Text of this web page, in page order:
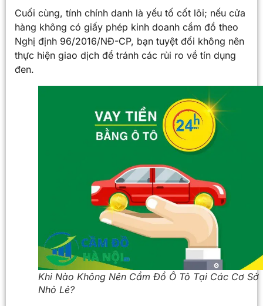
Cuối cùng, tính chính danh là yếu tố cốt lõi; nếu cửa
hàng không có giấy phép kinh doanh cầm đồ theo
Nghị định 96/2016/NĐ-CP, bạn tuyệt đối không nên
thực hiện giao dịch để tránh các rủi ro về tín dụng
đen.
Khi Nào Không Nên Cầm Đồ Ô Tô Tại Các Cơ Sở
Nhỏ Lẻ?